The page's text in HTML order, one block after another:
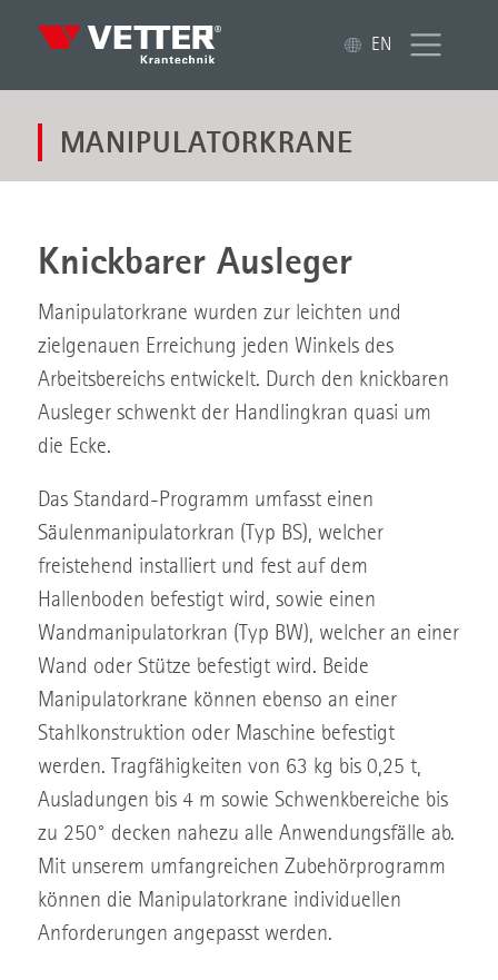
EN
MANIPULATORKRANE
Knickbarer Ausleger
Manipulatorkrane wurden zur leichten und
zielgenauen Erreichung jeden Winkels des
Arbeitsbereichs entwickelt. Durch den knickbaren
Ausleger schwenkt der Handlingkran quasi um
die Ecke.
Das Standard-Programm umfasst einen
Säulenmanipulatorkran (Typ BS), welcher
freistehend installiert und fest auf dem
Hallenboden befestigt wird, sowie einen
Wandmanipulatorkran (Typ BW), welcher an einer
Wand oder Stütze befestigt wird. Beide
Manipulatorkrane können ebenso an einer
Stahlkonstruktion oder Maschine befestigt
werden. Tragfähigkeiten von 63 kg bis 0,25 t,
Ausladungen bis 4 m sowie Schwenkbereiche bis
zu 250° decken nahezu alle Anwendungsfälle ab.
Mit unserem umfangreichen Zubehörprogramm
können die Manipulatorkrane individuellen
Anforderungen angepasst werden.